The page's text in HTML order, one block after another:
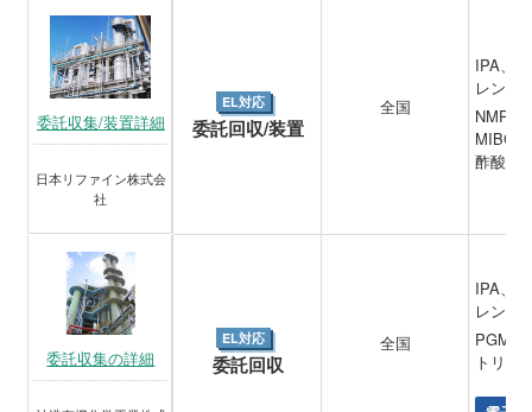
委託収集/装置詳細
日本リファイン株式会
社
EL対応
委託回収/装置
全国
IPA、
レン、
NMP、
MIBC
酢酸ブ
委託収集の詳細
EL対応
委託回収
全国
IPA、
レン、
PGME
トリル